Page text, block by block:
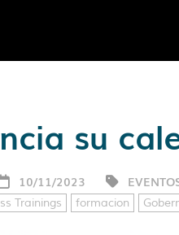
su
10/11/2023
Trainings formacion